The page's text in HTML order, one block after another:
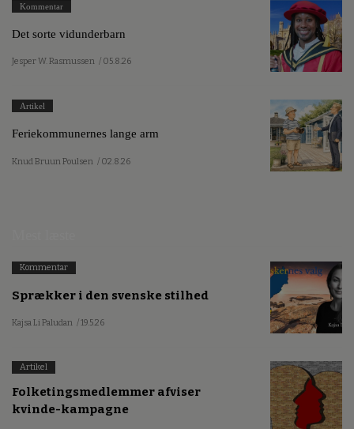
Kommentar
Det sorte vidunderbarn
Jesper W. Rasmussen / 05.8.26
Artikel
Feriekommunernes lange arm
Knud Bruun Poulsen / 02.8.26
Kommentar
Sprækker i den svenske stilhed
Kajsa Li Paludan / 19.5.26
Artikel
Folketingsmedlemmer afviser
kvinde-kampagne